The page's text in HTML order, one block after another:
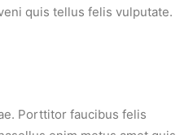
quis tellus felis vulputate.
Porttitor faucibus felis